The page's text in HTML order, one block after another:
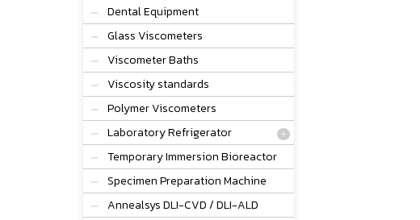
Dental Equipment
Glass Viscometers
Viscometer Baths
Viscosity standards
Polymer Viscometers
Laboratory Refrigerator
Temporary Immersion Bioreactor
Specimen Preparation Machine
Annealsys DLI-CVD / DLI-ALD